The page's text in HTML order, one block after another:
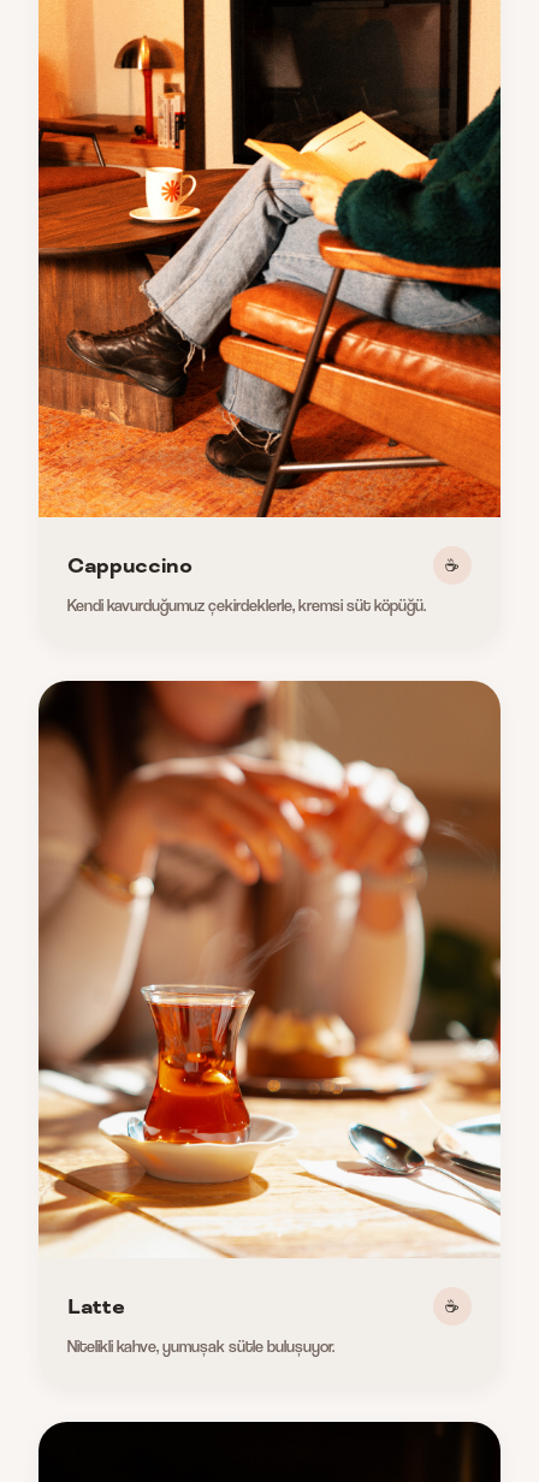
Cappuccino
☕
Kendi kavurduğumuz çekirdeklerle, kremsi süt köpüğü.
Latte
☕
Nitelikli kahve, yumuşak sütle buluşuyor.